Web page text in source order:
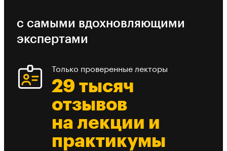
с самыми вдохновляющими
экспертами
Только проверенные лекторы
29 тысяч
отзывов
на лекции и
практикумы